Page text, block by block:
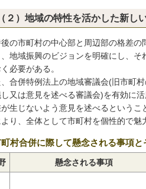
（２）地域の特性を活かした新し
の市町村の中心部と周辺部の格差
地域振興のビジョンを明確にし、
必要がある。
、合併特例法上の地域審議会(旧市町
又は意見を述べる審議会)を有効に
生じないよう意見を述べるという
より、全体として市町村を個性的で魅
村合併に際して懸念される事項と
懸念される事項